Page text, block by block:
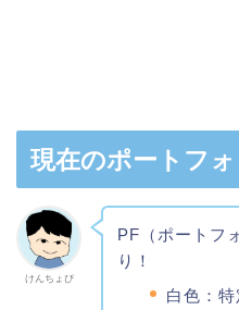
現在のポートフ
けんちょぴ
PF（ポートフ
り！
白色：特